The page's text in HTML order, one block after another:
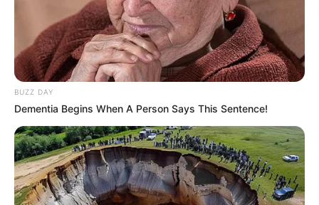
NEWS
BUZZ DAY
Dementia Begins When A Person Says This Sentence!